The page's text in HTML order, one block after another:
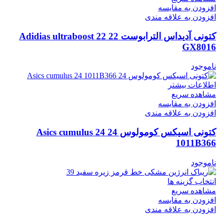
افزودن به مقایسه
افزودن به علاقه مندی
کتونی آدیداس الترابوست 22 Adidias ultraboost 22
GX8016
ناموجود
اطلاعات بیشتر
مشاهده سریع
افزودن به مقایسه
افزودن به علاقه مندی
کتونی اسیکس کومولوس 24 Asics cumulus 24
1011B366
ناموجود
انتخاب گزینه ها
مشاهده سریع
افزودن به مقایسه
افزودن به علاقه مندی